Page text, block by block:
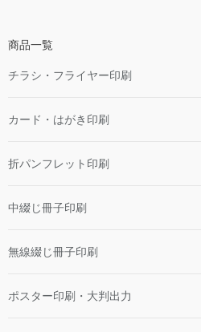
商品一覧
チラシ・フライヤー印刷
カード・はがき印刷
折パンフレット印刷
中綴じ冊子印刷
無線綴じ冊子印刷
ポスター印刷・大判出力